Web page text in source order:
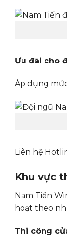
Ưu đãi cho
Áp dụng
Liên hệ
Khu vực
Nam Tiến
hoạt theo
Thi công